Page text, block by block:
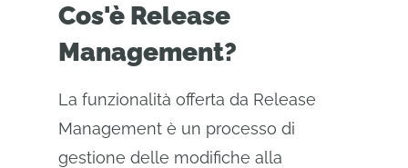
Cos'è Release
Management?
La funzionalità offerta da Release
Management è un processo di
gestione delle modifiche alla